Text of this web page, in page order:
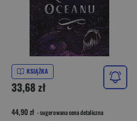
KSIĄŻKA
33,68 zł
44,90 zł - sugerowana cena detaliczna